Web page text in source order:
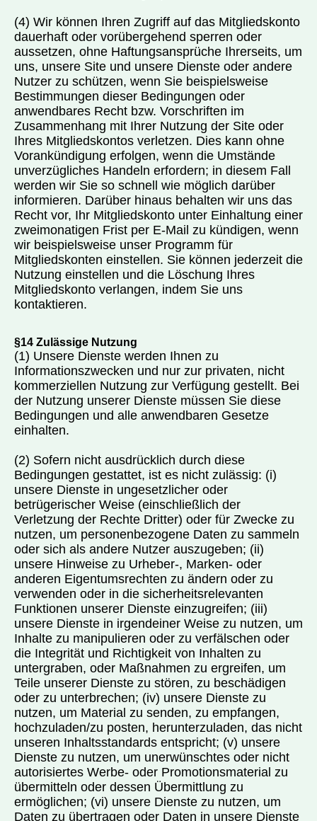
(4) Wir können Ihren Zugriff auf das Mitgliedskonto
dauerhaft oder vorübergehend sperren oder
aussetzen, ohne Haftungsansprüche Ihrerseits, um
uns, unsere Site und unsere Dienste oder andere
Nutzer zu schützen, wenn Sie beispielsweise
Bestimmungen dieser Bedingungen oder
anwendbares Recht bzw. Vorschriften im
Zusammenhang mit Ihrer Nutzung der Site oder
Ihres Mitgliedskontos verletzen. Dies kann ohne
Vorankündigung erfolgen, wenn die Umstände
unverzügliches Handeln erfordern; in diesem Fall
werden wir Sie so schnell wie möglich darüber
informieren. Darüber hinaus behalten wir uns das
Recht vor, Ihr Mitgliedskonto unter Einhaltung einer
zweimonatigen Frist per E-Mail zu kündigen, wenn
wir beispielsweise unser Programm für
Mitgliedskonten einstellen. Sie können jederzeit die
Nutzung einstellen und die Löschung Ihres
Mitgliedskonto verlangen, indem Sie uns
kontaktieren.
§14 Zulässige Nutzung
(1) Unsere Dienste werden Ihnen zu
Informationszwecken und nur zur privaten, nicht
kommerziellen Nutzung zur Verfügung gestellt. Bei
der Nutzung unserer Dienste müssen Sie diese
Bedingungen und alle anwendbaren Gesetze
einhalten.
(2) Sofern nicht ausdrücklich durch diese
Bedingungen gestattet, ist es nicht zulässig: (i)
unsere Dienste in ungesetzlicher oder
betrügerischer Weise (einschließlich der
Verletzung der Rechte Dritter) oder für Zwecke zu
nutzen, um personenbezogene Daten zu sammeln
oder sich als andere Nutzer auszugeben; (ii)
unsere Hinweise zu Urheber-, Marken- oder
anderen Eigentumsrechten zu ändern oder zu
verwenden oder in die sicherheitsrelevanten
Funktionen unserer Dienste einzugreifen; (iii)
unsere Dienste in irgendeiner Weise zu nutzen, um
Inhalte zu manipulieren oder zu verfälschen oder
die Integrität und Richtigkeit von Inhalten zu
untergraben, oder Maßnahmen zu ergreifen, um
Teile unserer Dienste zu stören, zu beschädigen
oder zu unterbrechen; (iv) unsere Dienste zu
nutzen, um Material zu senden, zu empfangen,
hochzuladen/zu posten, herunterzuladen, das nicht
unseren Inhaltsstandards entspricht; (v) unsere
Dienste zu nutzen, um unerwünschtes oder nicht
autorisiertes Werbe- oder Promotionsmaterial zu
übermitteln oder dessen Übermittlung zu
ermöglichen; (vi) unsere Dienste zu nutzen, um
Daten zu übertragen oder Daten in unsere Dienste